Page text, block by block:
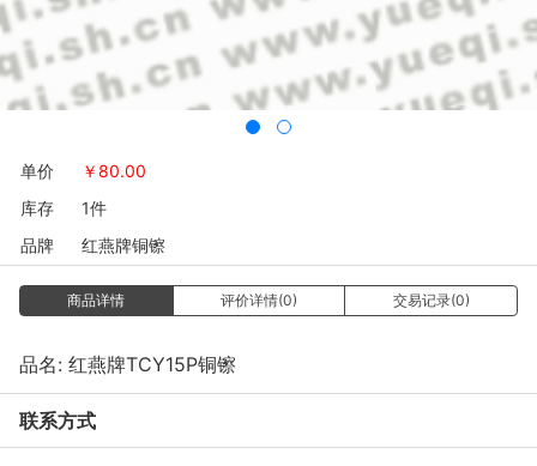
单价 ￥80.00
库存
1件
品牌
红燕牌铜镲
商品详情 评价详情(0) 交易记录(0)
品名: 红燕牌TCY15P铜镲
联系方式